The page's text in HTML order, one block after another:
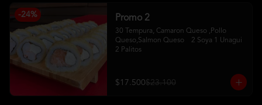
-24% Promo 2
30 Tempura, Camaron Queso ,Pollo
Queso,Salmon Queso    2 Soya 1 Unagui
2 Palitos
$17.500$23.100